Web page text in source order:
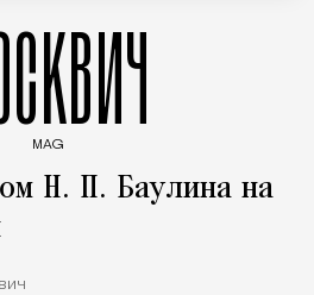
MAG
Н. П. Баулина на